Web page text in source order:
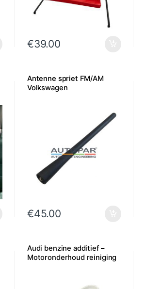
€39.00
Antenne spriet FM/AM
Volkswagen
€45.00
Audi benzine additief –
Motoronderhoud reiniging